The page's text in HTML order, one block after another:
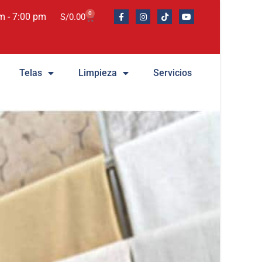
- 7:00 pm S/0.00 0
Telas Limpieza Servicios